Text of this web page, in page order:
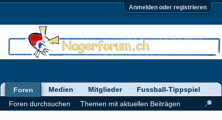
Anmelden oder registrieren
Foren
Foren durchsuchen
Themen mit aktuellen Beiträgen
Medien Mitglieder Fussball-Tippspiel